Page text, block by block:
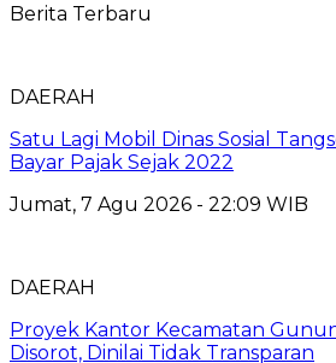
Berita Terbaru
DAERAH
Satu Lagi Mobil Dinas Sosial
Bayar Pajak Sejak 2022
Jumat, 7 Agu 2026 - 22:09 WIB
DAERAH
Proyek Kantor Kecamatan
Disorot, Dinilai Tidak Transparan